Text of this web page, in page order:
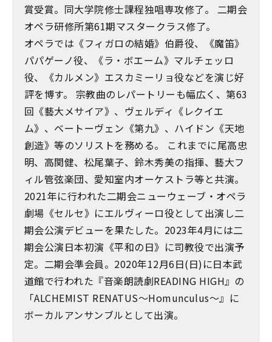
賞受賞。同大学院修士課程独唱専攻修了。 二期会
オペラ研修所第61期マスタークラス修了。
オペラでは《フィガロの結婚》伯爵役、《魔笛》
パパゲーノ役、《ラ・ボエーム》マルチェッロ
役、《カルメン》エスカミーリョ役などを演じ好
評を博す。 宗教曲のレパートリーも幅広く、第63
回《藝大メサイア》、ヴェルディ《レクイエ
ム》、ベートーヴェン《第九》、ハイドン《天地
創造》等のソリストを務める。 これまでに尾高忠
明、高関健、松尾葉子、鈴木秀美の指揮、藝大フ
ィル管弦楽団、愛知室内オーケストラ等と共演。
2021年に行われた二期会ニューウェーブ・オペラ
劇場《セルセ》にエルヴィーロ役として出演し二
期会公演デビューを果たした。2023年4月には二
期会公演日本初演《平和の日》に司教役で出演予
定。二期会準会員。2020年12月6日(日)に日本武
道館で行われた『音楽朗読劇READING HIGH』の
「ALCHEMIST RENATUS～Homunculus〜』に
ボーカルアンサンブルとして出演。